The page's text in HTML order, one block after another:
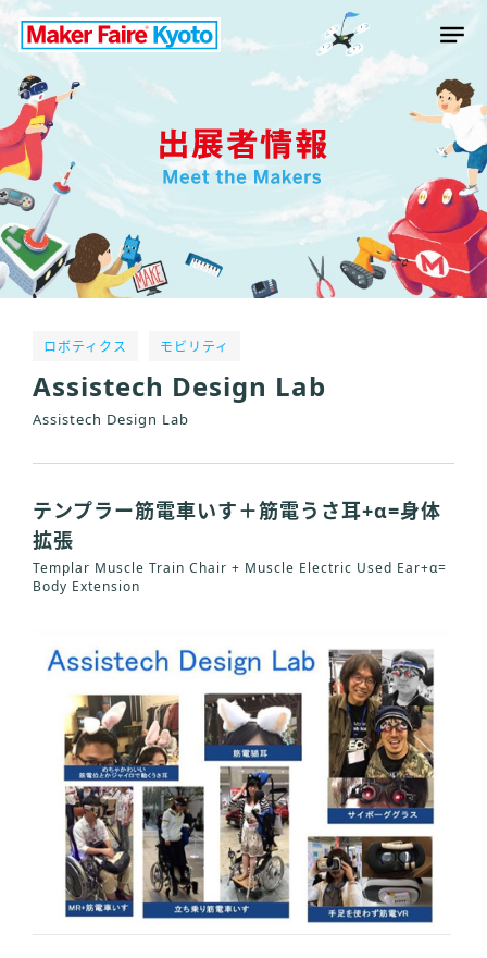
ロボティクス モビリティ
Assistech Design Lab
Assistech Design Lab
テンプラー筋電車いす＋筋電うさ耳+α=身体
拡張
Templar Muscle Train Chair + Muscle Electric Used Ear+α=
Body Extension